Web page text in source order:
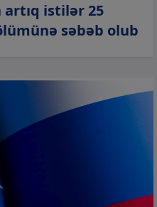
istilər 25
səbəb olub